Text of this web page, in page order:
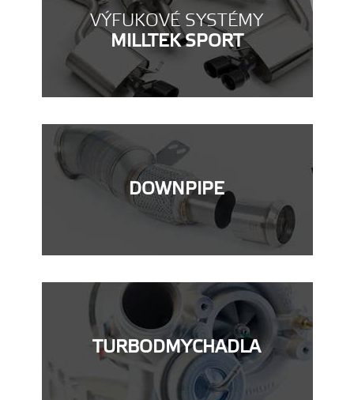
VÝFUKOVÉ SYSTÉMY
MILLTEK SPORT
DOWNPIPE
TURBODMYCHADLA